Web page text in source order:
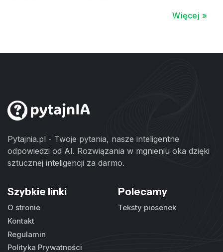
Więcej »
Pytajnia.pl - Twoje pytania, nasze inteligentne
odpowiedzi od AI. Rozwiązania w mgnieniu oka dzięki
sztucznej inteligencji za darmo.
Szybkie linki
O stronie
Kontakt
Regulamin
Polityka Prywatności
Polecamy
Teksty piosenek